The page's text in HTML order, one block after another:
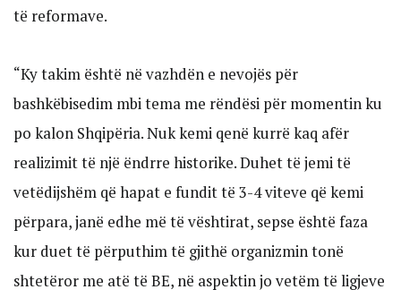
të reformave.
“Ky takim është në vazhdën e nevojës për
bashkëbisedim mbi tema me rëndësi për momentin ku
po kalon Shqipëria. Nuk kemi qenë kurrë kaq afër
realizimit të një ëndrre historike. Duhet të jemi të
vetëdijshëm që hapat e fundit të 3-4 viteve që kemi
përpara, janë edhe më të vështirat, sepse është faza
kur duet të përputhim të gjithë organizmin tonë
shtetëror me atë të BE, në aspektin jo vetëm të ligjeve